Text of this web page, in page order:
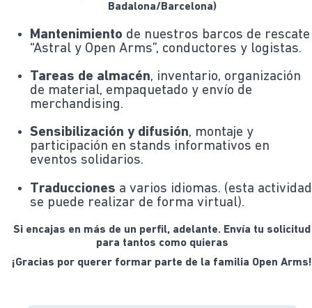
Badalona/Barcelona)
Mantenimiento de nuestros barcos de rescate
“Astral y Open Arms”, conductores y logistas.
Tareas de almacén, inventario, organización
de material, empaquetado y envío de
merchandising.
Sensibilización y difusión, montaje y
participación en stands informativos en
eventos solidarios.
Traducciones a varios idiomas. (esta actividad
se puede realizar de forma virtual).
Si encajas en más de un perfil, adelante. Envía tu solicitud
para tantos como quieras
¡Gracias por querer formar parte de la familia Open Arms!